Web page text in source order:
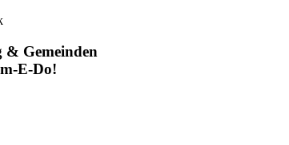
& Gemeinden
E-Do!